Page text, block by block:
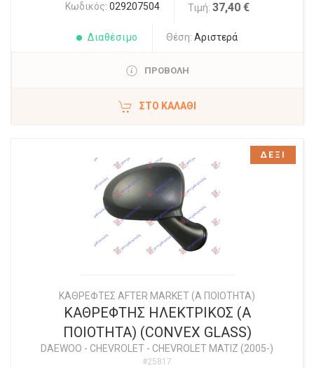
Κωδικός: 029207504 Τιμή: 37,40 €
Διαθέσιμο Θέση: Αριστερά
ΠΡΟΒΟΛΗ
ΣΤΟ ΚΑΛΆΘΙ
ΚΑΘΡΕΦΤΕΣ AFTER MARKET (Α ΠΟΙΟΤΗΤΑ)
ΚΑΘΡΕΦΤΗΣ ΗΛΕΚΤΡΙΚΟΣ (Α
ΠΟΙΟΤΗΤΑ) (CONVEX GLASS)
DAEWOO - CHEVROLET - CHEVROLET MATIZ (2005-)
#25817
ΔΕΞΙ